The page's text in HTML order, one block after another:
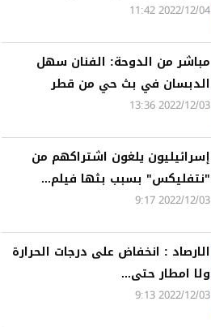
2022/12/04 11:42
مباشر من الدوحة: الفنان سهل
الدبسان في بث حي من قطر
2022/12/03 13:36
إسرائيليون يلغون اشتراكهم من
"نتفليكس" بسبب بثها فيلم...
2022/12/03 9:17
الارصاد : انخفاض على درجات الحرارة
ولا امطار حتى...
2022/12/03 9:13